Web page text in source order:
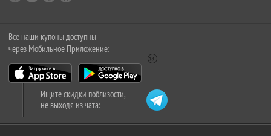
Все наши купоны доступны
через Мобильное Приложение:
Ищите скидки поблизости,
не выходя из чата: